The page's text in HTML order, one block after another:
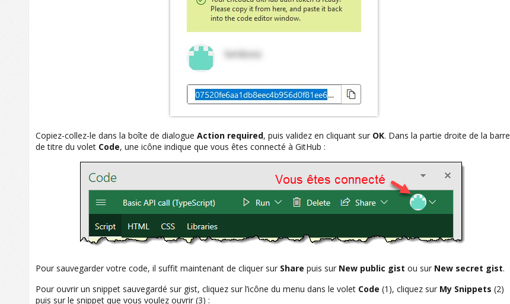
Copiez-collez-le dans la boîte de dialogue Action required, puis validez en cliquant sur OK. Dans la partie droite de la barre
de titre du volet Code, une icône indique que vous êtes connecté à GitHub :
Pour sauvegarder votre code, il suffit maintenant de cliquer sur Share puis sur New public gist ou sur New secret gist.
Pour ouvrir un snippet sauvegardé sur gist, cliquez sur l’icône du menu dans le volet Code (1), cliquez sur My Snippets (2)
puis sur le snippet que vous voulez ouvrir (3) :